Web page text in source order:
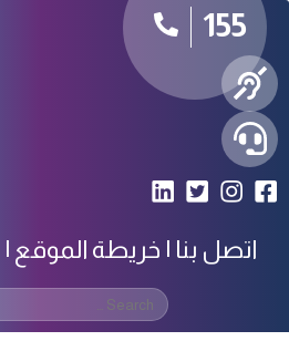
155
اتصل بنا خريطة الموقع